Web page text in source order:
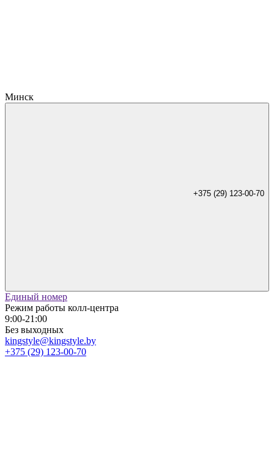
Минск
+375 (29) 123-00-70
Единый номер
Режим работы колл-центра
9:00-21:00
Без выходных
kingstyle@kingstyle.by
+375 (29) 123-00-70